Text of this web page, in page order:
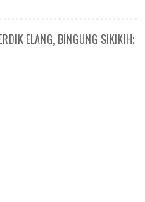
ELANG, BINGUNG SIKIKIH;